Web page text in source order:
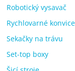
Robotický vysavač
Rychlovarné konvice
Sekačky na trávu
Set-top boxy